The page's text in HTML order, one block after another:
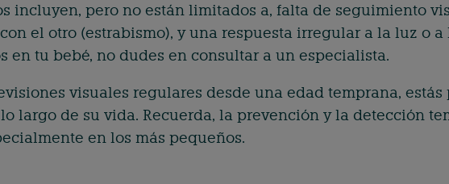
incluyen, pero no están limitados a, falta de seguimiento
el otro (estrabismo), y una respuesta irregular a la luz o a
en tu bebé, no dudes en consultar a un especialista.
visuales regulares desde una edad temprana,
largo de su vida. Recuerda, la prevención y la detección
en los más pequeños.